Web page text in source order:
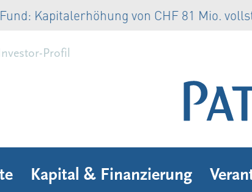
Kapitalerhöhung von CHF 81 Mio.
Investor-Profil
Kapital & Finanzierung